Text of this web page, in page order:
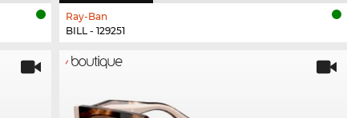
Ray-Ban
BILL - 129251